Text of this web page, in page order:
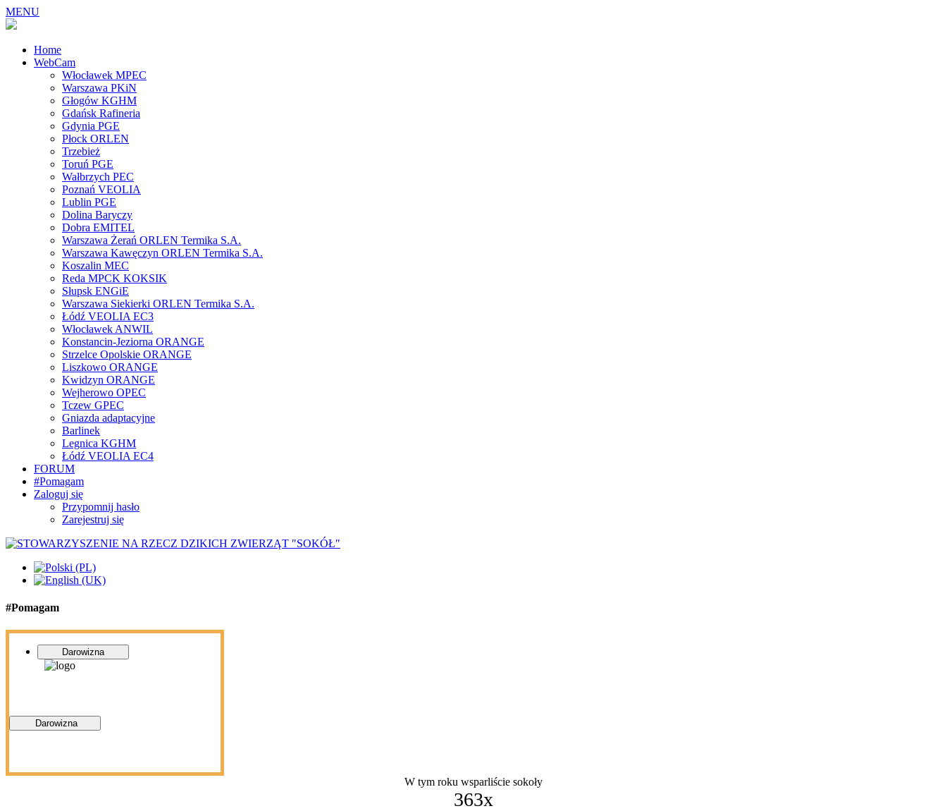
MENU
Home
WebCam
Włocławek MPEC
Warszawa PKiN
Głogów KGHM
Gdańsk Rafineria
Gdynia PGE
Płock ORLEN
Trzebież
Toruń PGE
Wałbrzych PEC
Poznań VEOLIA
Lublin PGE
Dolina Baryczy
Dobra EMITEL
Warszawa Żerań ORLEN Termika S.A.
Warszawa Kawęczyn ORLEN Termika S.A.
Koszalin MEC
Reda MPCK KOKSIK
Słupsk ENGiE
Warszawa Siekierki ORLEN Termika S.A.
Łódź VEOLIA EC3
Włocławek ANWIL
Konstancin-Jeziorna ORANGE
Strzelce Opolskie ORANGE
Liszkowo ORANGE
Kwidzyn ORANGE
Wejherowo OPEC
Tczew GPEC
Gniazda adaptacyjne
Barlinek
Legnica KGHM
Łódź VEOLIA EC4
FORUM
#Pomagam
Zaloguj się
Przypomnij hasło
Zarejestruj się
#Pomagam
Darowizna
Darowizna
W tym roku wsparliście sokoły
363x